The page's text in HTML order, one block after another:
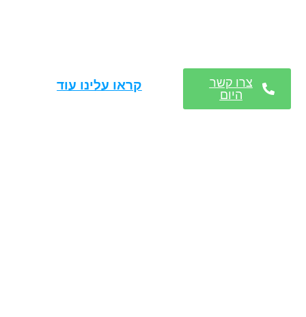
צרו קשר
היום
קראו עלינו עוד